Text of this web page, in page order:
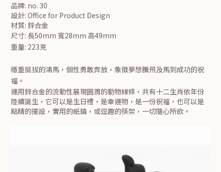
品牌: no. 30
設計: Office for Product Design
材質: 鋅合金
尺寸: 長50mm 寬28mm 高49mm
重量: 223克
穩重挺拔的鴻馬，個性勇敢奔放，象徵夢想騰飛及馬到成功的祝
福。
運用鋅合金的流動性展現圓潤的動物線條，共有十二生肖依年份
陸續誕生，它可以是生日禮，是幸運物，是一份祝福，也可以是
點睛的擺設，實用的紙鎮，或逗趣的筷架，一切隨心所欲。